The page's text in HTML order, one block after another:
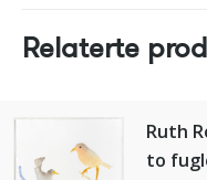
Relaterte
Ruth
to